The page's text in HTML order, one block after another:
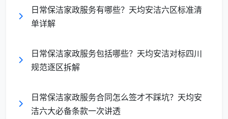
刚拖得锃亮的干净木地板。
防物理划伤：“先粗后细”
而再用湿抹布精细擦拭顽固表面。
不少人做决定时也会去对照着算笔账，在成都，找
日常保洁家政服务到底该花多少钱？目前家居家政
日常保洁家政服务有哪些？天均安洁六区标准清
单详解
日常保洁家政服务包括哪些？天均安洁对标四川
规范逐区拆解
日常保洁家政服务合同怎么签才不踩坑？天均安
洁六大必备条款一次讲透